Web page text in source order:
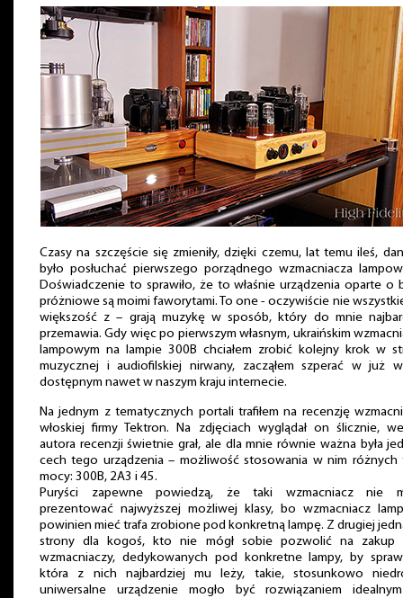
Czasy na szczęście się zmieniły, dzięki czemu, lat temu ileś,
było posłuchać pierwszego porządnego wzmacniacza
Doświadczenie to sprawiło, że to właśnie urządzenia oparte o
próżniowe są moimi faworytami. To one - oczywiście nie
większość z – grają muzykę w sposób, który do mnie
przemawia. Gdy więc po pierwszym własnym, ukraińskim
lampowym na lampie 300B chciałem zrobić kolejny krok w
muzycznej i audiofilskiej nirwany, zacząłem szperać w już
dostępnym nawet w naszym kraju internecie.
Na jednym z tematycznych portali trafiłem na recenzję
włoskiej firmy Tektron. Na zdjęciach wyglądał on ślicznie,
autora recenzji świetnie grał, ale dla mnie równie ważna była
cech tego urządzenia – możliwość stosowania w nim różnych
mocy: 300B, 2A3 i 45.
Puryści zapewne powiedzą, że taki wzmacniacz nie
prezentować najwyższej możliwej klasy, bo wzmacniacz
powinien mieć trafa zrobione pod konkretną lampę. Z drugiej
strony dla kogoś, kto nie mógł sobie pozwolić na zakup
wzmacniaczy, dedykowanych pod konkretne lampy, by
która z nich najbardziej mu leży, takie, stosunkowo
uniwersalne urządzenie mogło być rozwiązaniem